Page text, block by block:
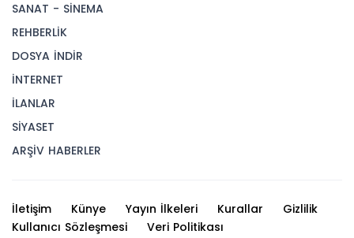
SANAT - SİNEMA
REHBERLİK
DOSYA İNDİR
İNTERNET
İLANLAR
SİYASET
ARŞİV HABERLER
İletişim Künye Yayın İlkeleri Kurallar
Gizlilik
Kullanıcı Sözleşmesi
Veri Politikası